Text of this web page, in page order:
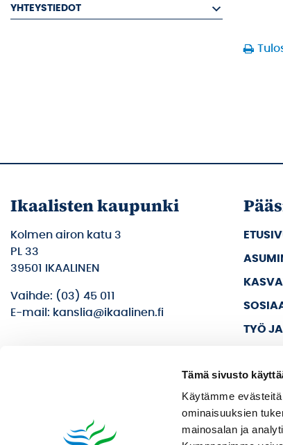
Tämä sivusto
Käytämme
ominaisuuksien
mainosalan ja
YHTEYSTIEDOT
Ikaalisten kaupunki
Kolmen airon katu 3
PL 33
39501 IKAALINEN
Vaihde: (03) 45 011
E-mail: kanslia@ikaalinen.fi
TYÖ